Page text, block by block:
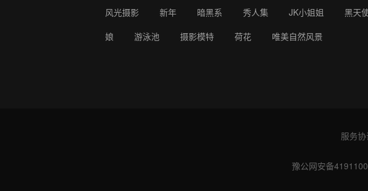
风光摄影 新年 暗黑系 秀人集 JK小姐姐 黑天
娘
游泳池 摄影模特 荷花 唯美自然风景
服务协
豫公网安备